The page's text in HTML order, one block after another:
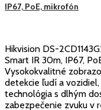
IP67, PoE, mikrofón
Hikvision DS-
Smart IR 30m, IP67,
Vysokokvalitné
detekcie ľudí a
technológia s dlhým
zabezpečenie zvuku v